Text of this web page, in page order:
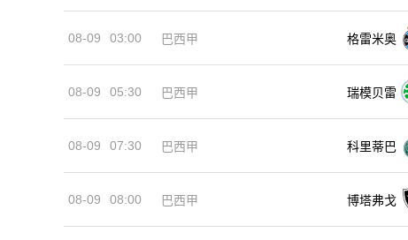
08-09 03:00 巴西甲 格雷米奥
08-09 05:30 巴西甲 瑞模贝雷
08-09 07:30 巴西甲 科里蒂巴
08-09 08:00 巴西甲 博塔弗戈